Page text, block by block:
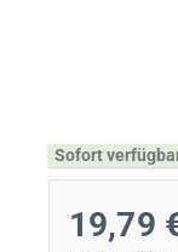
Sofort
19,79